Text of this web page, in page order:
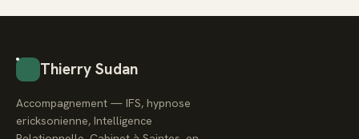
Thierry Sudan
Accompagnement — IFS, hypnose
ericksonienne, Intelligence